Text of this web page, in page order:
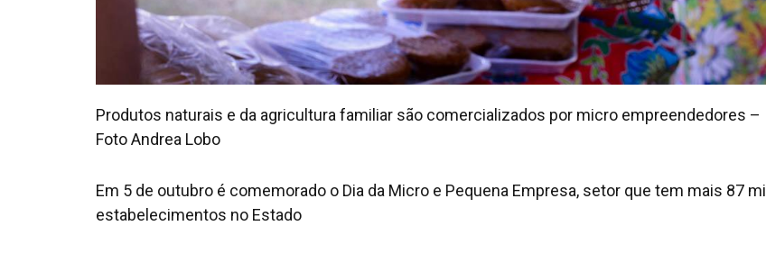
Produtos naturais e da agricultura familiar são comercializados por micro empreendedores –
Foto Andrea Lobo
Em 5 de outubro é comemorado o Dia da Micro e Pequena Empresa, setor que tem mais 87 mil
estabelecimentos no Estado